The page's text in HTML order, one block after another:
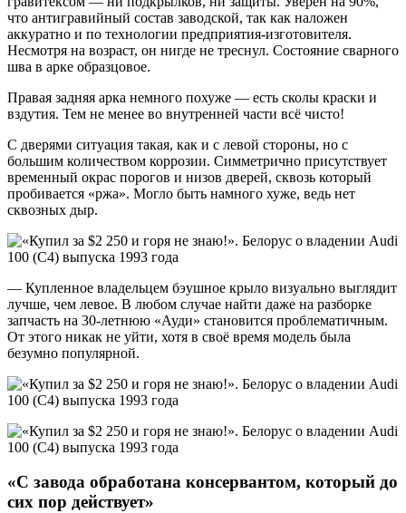
что антигравийный состав заводской, так как наложен
аккуратно и по технологии предприятия-изготовителя.
Несмотря на возраст, он нигде не треснул. Состояние сварного
шва в арке образцовое.
Правая задняя арка немного похуже — есть сколы краски и
вздутия. Тем не менее во внутренней части всё чисто!
С дверями ситуация такая, как и с левой стороны, но с
большим количеством коррозии. Симметрично присутствует
временный окрас порогов и низов дверей, сквозь который
пробивается «ржа». Могло быть намного хуже, ведь нет
сквозных дыр.
— Купленное владельцем бэушное крыло визуально выглядит
лучше, чем левое. В любом случае найти даже на разборке
запчасть на 30-летнюю «Ауди» становится проблематичным.
От этого никак не уйти, хотя в своё время модель была
безумно популярной.
«С завода обработана консервантом, который до
сих пор действует»